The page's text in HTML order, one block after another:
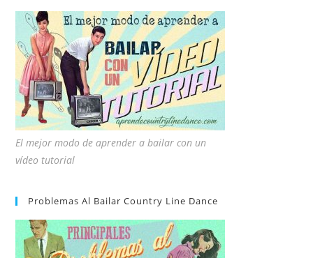
El mejor modo de aprender a bailar con un
vídeo tutorial
Problemas Al Bailar Country Line Dance